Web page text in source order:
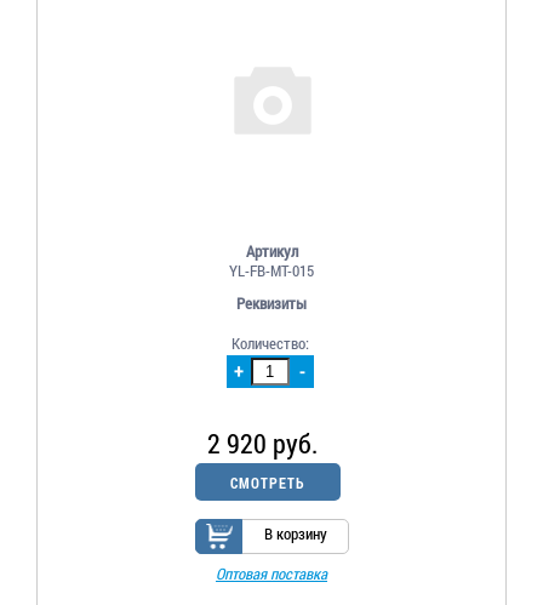
Артикул
YL-FB-MT-015
Реквизиты
+ -
Количество:
2 920 руб.
СМОТРЕТЬ
В корзину
Оптовая поставка